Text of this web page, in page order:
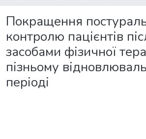
Покращення
контролю пацієнтів
засобами фізичної
пізньому
періоді